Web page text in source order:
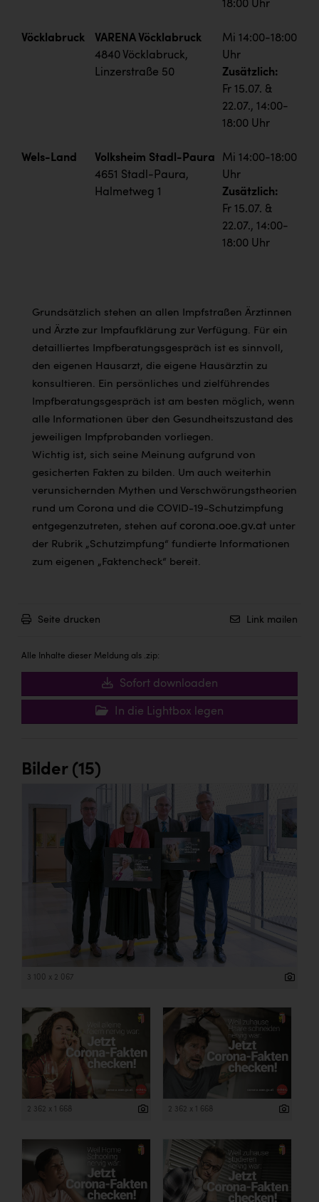
18:00 Uhr
Vöcklabruck
VARENA Vöcklabruck
4840 Vöcklabruck,
Linzerstraße 50
Mi 14:00-18:00
Uhr
Zusätzlich:
Fr 15.07. &
22.07., 14:00-
18:00 Uhr
Wels-Land
Volksheim Stadl-Paura
4651 Stadl-Paura,
Halmetweg 1
Mi 14:00-18:00
Uhr
Zusätzlich:
Fr 15.07. &
22.07., 14:00-
18:00 Uhr
Grundsätzlich stehen an allen Impfstraßen Ärztinnen
und Ärzte zur Impfaufklärung zur Verfügung. Für ein
detailliertes Impfberatungsgespräch ist es sinnvoll,
den eigenen Hausarzt, die eigene Hausärztin zu
konsultieren. Ein persönliches und zielführendes
Impfberatungsgespräch ist am besten möglich, wenn
alle Informationen über den Gesundheitszustand des
jeweiligen Impfprobanden vorliegen.
Wichtig ist, sich seine Meinung aufgrund von
gesicherten Fakten zu bilden. Um auch weiterhin
verunsichernden Mythen und Verschwörungstheorien
rund um Corona und die COVID-19-Schutzimpfung
entgegenzutreten, stehen auf corona.ooe.gv.at unter
der Rubrik „Schutzimpfung“ fundierte Informationen
zum eigenen „Faktencheck“ bereit.
Seite drucken Link mailen
Alle Inhalte dieser Meldung als .zip:
Sofort downloaden
In die Lightbox legen
Bilder (15)
3 100 x 2 067
2 362 x 1 668 2 362 x 1 668